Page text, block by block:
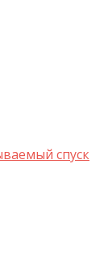
спуск